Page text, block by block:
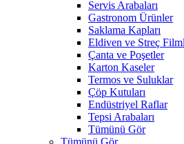
Servis Arabaları
Gastronom Ürünler
Saklama Kapları
Eldiven ve Streç
Çanta ve Poşetler
Karton Kaseler
Termos ve Suluklar
Çöp Kutuları
Endüstriyel Raflar
Tepsi Arabaları
Tümünü Gör
Tümünü Gör